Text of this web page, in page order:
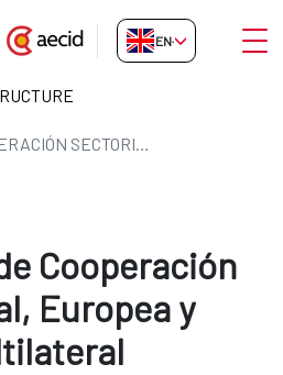
EN-GB
DIRECCIÓN DE COOPERACIÓN SECTORIAL, EUROPEA Y MULTILATERAL
Cooperación
Europea y